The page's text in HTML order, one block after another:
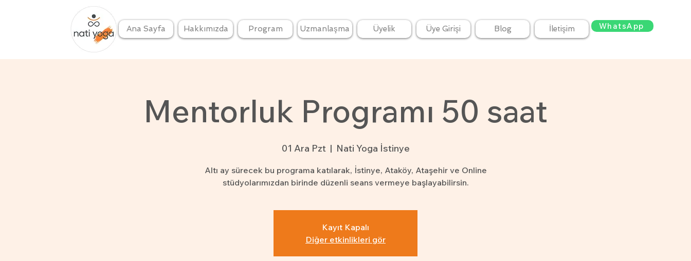
Ana Sayfa Hakkımızda Program Uzmanlaşma Üyelik Üye Girişi Blog İletişim WhatsApp
Mentorluk Programı 50 saat
01 Ara Pzt
  |
Nati Yoga İstinye
Altı ay sürecek bu programa katılarak, İstinye, Ataköy, Ataşehir ve Online
stüdyolarımızdan birinde düzenli seans vermeye başlayabilirsin.
Kayıt Kapalı
Diğer etkinlikleri gör